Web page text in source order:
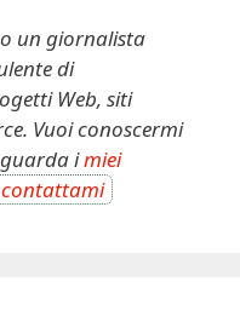
un giornalista
di
Web, siti
Vuoi conoscermi
imiei
contattami